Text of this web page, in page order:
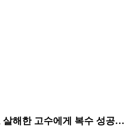
살해한 고수에게 복수 성공…